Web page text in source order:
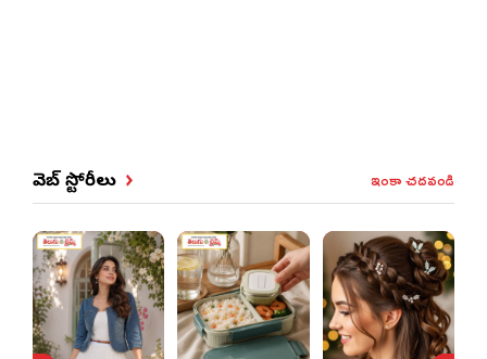
వెబ్ స్టోరీలు ఇంకా చదవండి
ఈ
బెడదకు